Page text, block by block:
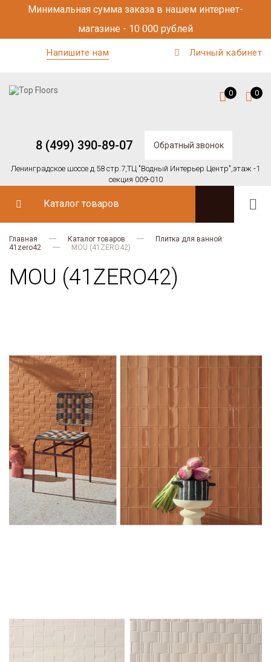
Минимальная сумма заказа в нашем интернет-
магазине - 10 000 рублей
Напишите нам Личный кабинет
8 (499) 390-89-07 Обратный звонок
Ленинградское шоссе д.58 стр.7,ТЦ "Водный Интерьер Центр",этаж -1
секция 009-010
0 0
Каталог товаров
Главная Каталог товаров
Плитка для ванной
41zero42
MOU (41ZERO42)
MOU (41ZERO42)